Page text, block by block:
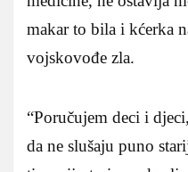
makar to bila i kćerka
vojskovođe zla.
“Poručujem deci i djeci,
da ne slušaju puno